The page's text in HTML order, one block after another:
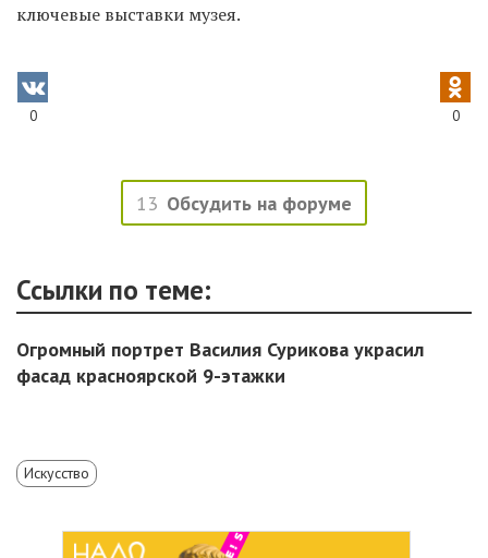
ключевые выставки музея.
0 0
13 Обсудить на форуме
Ссылки по теме:
Огромный портрет Василия Сурикова украсил
фасад красноярской 9-этажки
Искусство